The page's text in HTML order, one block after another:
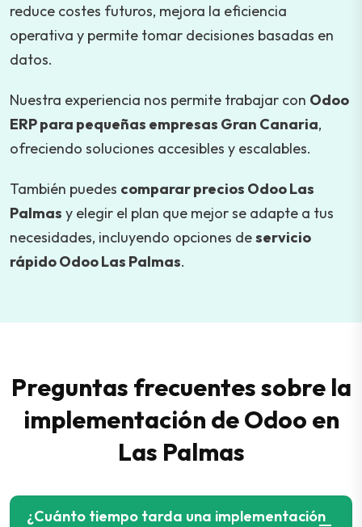
reduce costes futuros, mejora la eficiencia
operativa y permite tomar decisiones basadas en
datos.
Nuestra experiencia nos permite trabajar con Odoo
ERP para pequeñas empresas Gran Canaria,
ofreciendo soluciones accesibles y escalables.
También puedes comparar precios Odoo Las
Palmas y elegir el plan que mejor se adapte a tus
necesidades, incluyendo opciones deservicio
rápido Odoo Las Palmas.
Preguntas frecuentes sobre la
implementación de Odoo en
Las Palmas
¿Cuánto tiempo tarda una implementación